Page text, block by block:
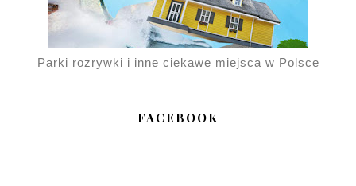
Parki rozrywki i inne ciekawe miejsca w Polsce
FACEBOOK